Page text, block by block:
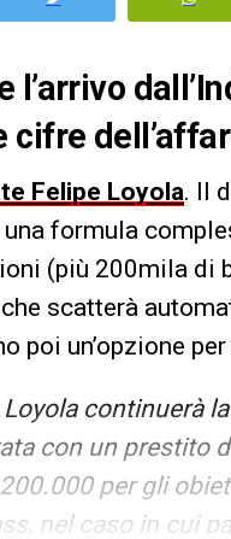
l’arrivo
cifre
Felipe Loyola. Il
una formula
(più 200mila di
scatterà
poi un’opzione
continuerà
con un prestito
per gli
nel caso in cui